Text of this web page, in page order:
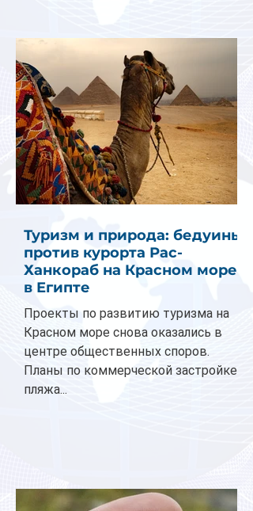
Туризм и природа: бедуины
против курорта Рас-
Ханкораб на Красном море
в Египте
Проекты по развитию туризма на
Красном море снова оказались в
центре общественных споров.
Планы по коммерческой застройке
пляжа...